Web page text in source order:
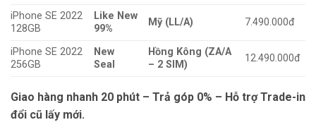
iPhone SE 2022
128GB
Like New
99%
Mỹ (LL/A) 7.490.000đ
iPhone SE 2022
256GB
New
Seal
Hồng Kông (ZA/A
– 2 SIM)
12.490.000đ
Giao hàng nhanh 20 phút – Trả góp 0% – Hỗ trợ Trade-in
đổi cũ lấy mới.